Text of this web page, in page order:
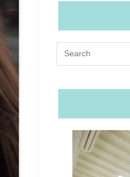
Search
this